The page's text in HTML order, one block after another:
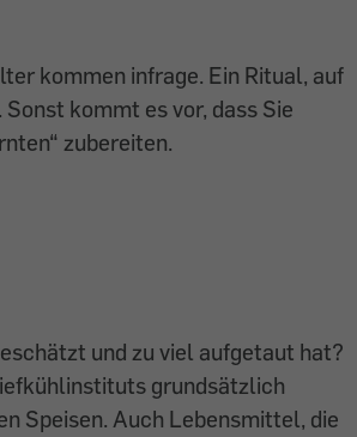
kommen infrage. Ein Ritual, auf
kommt es vor, dass Sie
zubereiten.
und zu viel aufgetaut hat?
grundsätzlich
Speisen. Auch Lebensmittel, die